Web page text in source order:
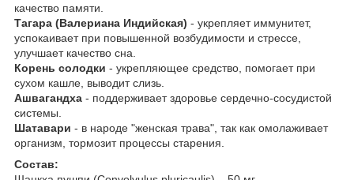
качество памяти.
Тагара (Валериана Индийская) - укрепляет иммунитет,
успокаивает при повышенной возбудимости и стрессе,
улучшает качество сна.
Корень солодки - укрепляющее средство, помогает при
сухом кашле, выводит слизь.
Ашвагандха - поддерживает здоровье сердечно-сосудистой
системы.
Шатавари - в народе "женская трава", так как омолаживает
организм, тормозит процессы старения.
Состав: